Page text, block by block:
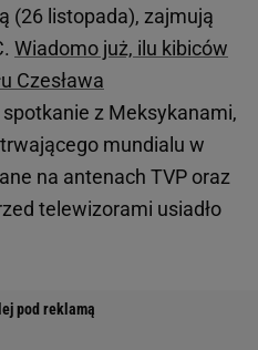
(26 listopada), zajmują
Wiadomo już, ilu kibiców
Czesława
z Meksykanami,
mundialu w
na antenach TVP oraz
telewizorami usiadło